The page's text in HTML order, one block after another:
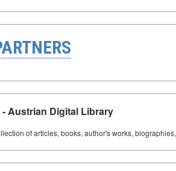
- Austrian Digital Library
of articles, books, author's works,